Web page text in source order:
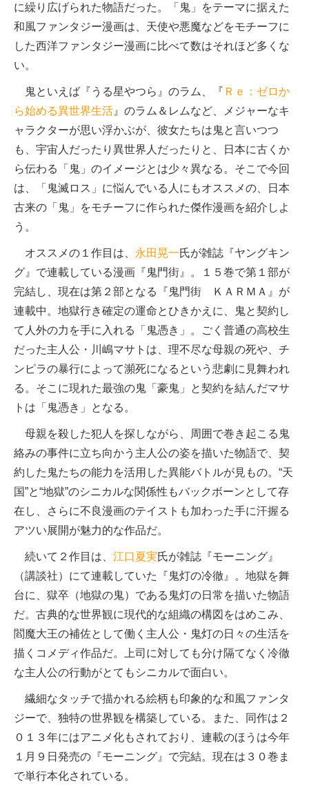
に繰り広げられた物語だった。「鬼」をテーマに据えた
和風ファンタジー漫画は、天使や悪魔などをモチーフに
した西洋ファンタジー漫画に比べて数はそれほど多くな
い。
鬼といえば『うる星やつら』のラム、『 Ｒｅ：ゼロか
ら始める異世界生活 』のラム＆レムなど、メジャーなキ
ャラクターが思い浮かぶが、彼女たちは鬼と言いつつ
も、宇宙人だったり異世界人だったりと、日本に古くか
ら伝わる「鬼」のイメージとは少々異なる。そこで今回
は、「鬼滅ロス」に悩んでいる人にもオススメの、日本
古来の「鬼」をモチーフに作られた傑作漫画を紹介しよ
う。
オススメの１作目は、 永田晃一氏が雑誌『ヤングキン
グ』で連載している漫画『鬼門街』。１５巻で第１部が
完結し、現在は第２部となる『鬼門街 ＫＡＲＭＡ』が
連載中。地獄行き確定の運命とひきかえに、鬼と契約し
て人外の力を手に入れる「鬼憑き」。ごく普通の高校生
だった主人公・川嶋マサトは、理不尽な母親の死や、チ
ンピラの暴行によって瀕死になるという悲劇に見舞われ
る。そこに現れた最強の鬼「豪鬼」と契約を結んだマサ
トは「鬼憑き」となる。
母親を殺した犯人を探しながら、周囲で巻き起こる鬼
絡みの事件に立ち向かう主人公の姿を描いた物語で、契
約した鬼たちの能力を活用した異能バトルが見もの。“天
国”と“地獄”のシニカルな関係性もバックボーンとして存
在し、さらに不良漫画のテイストも加わった手に汗握る
アツい展開が魅力的な作品だ。
続いて２作目は、 江口夏実氏が雑誌『モーニング』
（講談社）にて連載していた『鬼灯の冷徹』。地獄を舞
台に、獄卒（地獄の鬼）である鬼灯の日常を描いた物語
だ。古典的な世界観に現代的な組織の構図をはめこみ、
閻魔大王の補佐として働く主人公・鬼灯の日々の生活を
描くコメディ作品だ。上司に対しても分け隔てなく冷徹
な主人公の行動がとてもシニカルで面白い。
繊細なタッチで描かれる絵柄も印象的な和風ファンタ
ジーで、独特の世界観を構築している。また、同作は２
０１３年にはアニメ化もされており、連載のほうは今年
１月９日発売の『モーニング』で完結。現在は３０巻ま
で単行本化されている。